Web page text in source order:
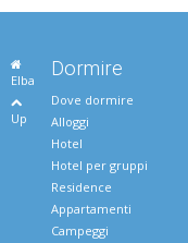
Elba
Up
Dormire
Dove dormire
Alloggi
Hotel
Hotel per gruppi
Residence
Appartamenti
Campeggi